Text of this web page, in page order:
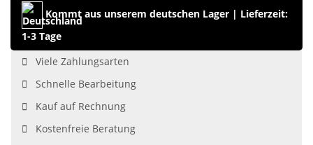
Kommt aus unserem deutschen Lager | Lieferzeit:
1-3 Tage
Viele Zahlungsarten
Schnelle Bearbeitung
Kauf auf Rechnung
Kostenfreie Beratung